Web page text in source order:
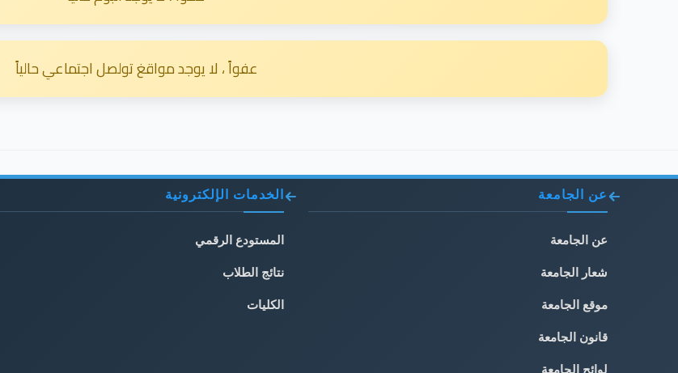
عفواً ، لا يوجد مواقغ تولصل اجتماعي حالياً
عن الجامعة
عن الجامعة
شعار الجامعة
موقع الجامعة
قانون الجامعة
لوائح الجامعة
الخدمات الإلكترونية
المستودع الرقمي
نتائج الطلاب
الكليات